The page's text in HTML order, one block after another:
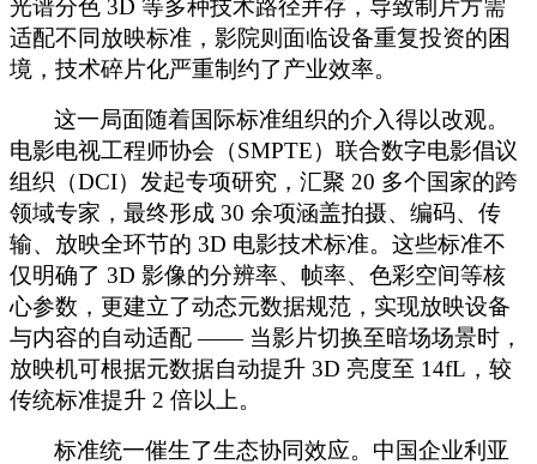
光谱分色 3D 等多种技术路径并存，导致制片方需
适配不同放映标准，影院则面临设备重复投资的困
境，技术碎片化严重制约了产业效率。
这一局面随着国际标准组织的介入得以改观。
电影电视工程师协会（SMPTE）联合数字电影倡议
组织（DCI）发起专项研究，汇聚 20 多个国家的跨
领域专家，最终形成 30 余项涵盖拍摄、编码、传
输、放映全环节的 3D 电影技术标准。这些标准不
仅明确了 3D 影像的分辨率、帧率、色彩空间等核
心参数，更建立了动态元数据规范，实现放映设备
与内容的自动适配 —— 当影片切换至暗场场景时，
放映机可根据元数据自动提升 3D 亮度至 14fL，较
传统标准提升 2 倍以上。
标准统一催生了生态协同效应。中国企业利亚